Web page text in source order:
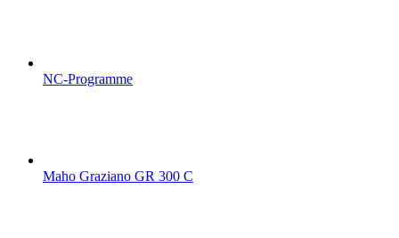
NC-Programme
Maho Graziano GR 300 C